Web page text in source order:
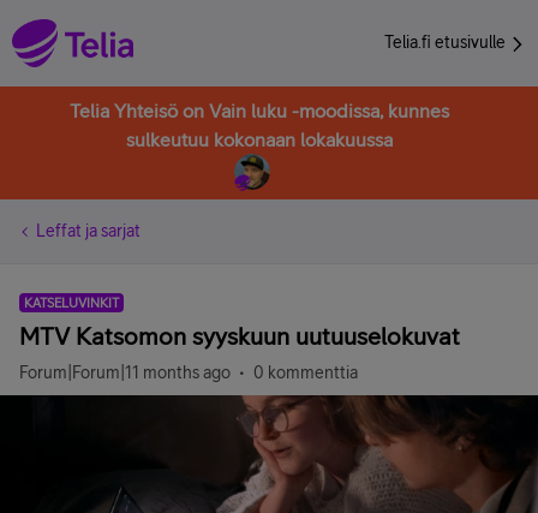
Telia.fi etusivulle
Telia Yhteisö on Vain luku -moodissa, kunnes
sulkeutuu kokonaan lokakuussa
Leffat ja sarjat
KATSELUVINKIT
MTV Katsomon syyskuun uutuuselokuvat
Forum|Forum|11 months ago 0 kommenttia